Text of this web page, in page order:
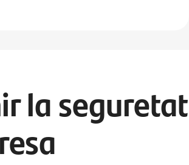
la seguretat